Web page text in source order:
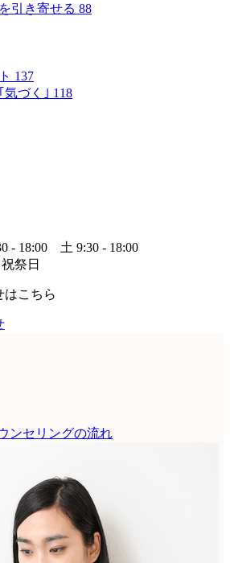
引き寄せる 88
137
気づく｣ 118
- 18:00 土 9:30 - 18:00
祭日
はこちら
ンセリングの流れ